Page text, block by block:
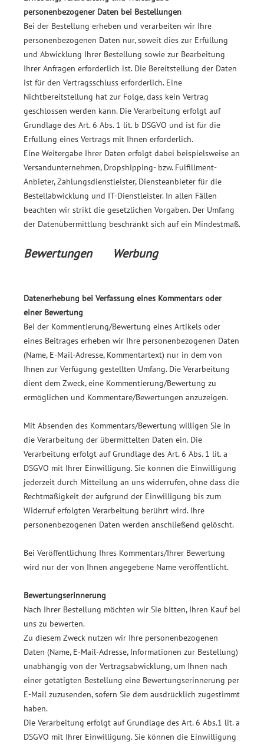
personenbezogener Daten bei Bestellungen
Bei der Bestellung erheben und verarbeiten wir Ihre
personenbezogenen Daten nur, soweit dies zur Erfüllung
und Abwicklung Ihrer Bestellung sowie zur Bearbeitung
Ihrer Anfragen erforderlich ist. Die Bereitstellung der Daten
ist für den Vertragsschluss erforderlich. Eine
Nichtbereitstellung hat zur Folge, dass kein Vertrag
geschlossen werden kann. Die Verarbeitung erfolgt auf
Grundlage des Art. 6 Abs. 1 lit. b DSGVO und ist für die
Erfüllung eines Vertrags mit Ihnen erforderlich.
Eine Weitergabe Ihrer Daten erfolgt dabei beispielsweise an
Versandunternehmen, Dropshipping- bzw. Fulfillment-
Anbieter, Zahlungsdienstleister, Diensteanbieter für die
Bestellabwicklung und IT-Dienstleister. In allen Fällen
beachten wir strikt die gesetzlichen Vorgaben. Der Umfang
der Datenübermittlung beschränkt sich auf ein Mindestmaß.
Bewertungen Werbung
Datenerhebung bei Verfassung eines Kommentars oder
einer Bewertung
Bei der Kommentierung/Bewertung eines Artikels oder
eines Beitrages erheben wir Ihre personenbezogenen Daten
(Name, E-Mail-Adresse, Kommentartext) nur in dem von
Ihnen zur Verfügung gestellten Umfang. Die Verarbeitung
dient dem Zweck, eine Kommentierung/Bewertung zu
ermöglichen und Kommentare/Bewertungen anzuzeigen.
Mit Absenden des Kommentars/Bewertung willigen Sie in
die Verarbeitung der übermittelten Daten ein. Die
Verarbeitung erfolgt auf Grundlage des Art. 6 Abs. 1 lit. a
DSGVO mit Ihrer Einwilligung. Sie können die Einwilligung
jederzeit durch Mitteilung an uns widerrufen, ohne dass die
Rechtmäßigkeit der aufgrund der Einwilligung bis zum
Widerruf erfolgten Verarbeitung berührt wird. Ihre
personenbezogenen Daten werden anschließend gelöscht.
Bei Veröffentlichung Ihres Kommentars/Ihrer Bewertung
wird nur der von Ihnen angegebene Name veröffentlicht.
Bewertungserinnerung
Nach Ihrer Bestellung möchten wir Sie bitten, Ihren Kauf bei
uns zu bewerten.
Zu diesem Zweck nutzen wir Ihre personenbezogenen
Daten (Name, E-Mail-Adresse, Informationen zur Bestellung)
unabhängig von der Vertragsabwicklung, um Ihnen nach
einer getätigten Bestellung eine Bewertungserinnerung per
E-Mail zuzusenden, sofern Sie dem ausdrücklich zugestimmt
haben.
Die Verarbeitung erfolgt auf Grundlage des Art. 6 Abs.1 lit. a
DSGVO mit Ihrer Einwilligung. Sie können die Einwilligung